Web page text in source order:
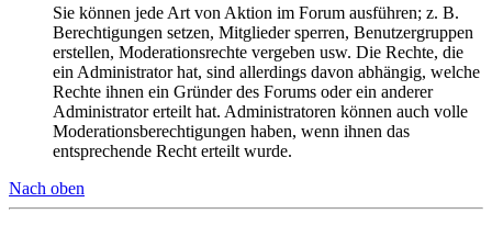
Sie können jede Art von Aktion im Forum ausführen; z. B.
Berechtigungen setzen, Mitglieder sperren, Benutzergruppen
erstellen, Moderationsrechte vergeben usw. Die Rechte, die
ein Administrator hat, sind allerdings davon abhängig, welche
Rechte ihnen ein Gründer des Forums oder ein anderer
Administrator erteilt hat. Administratoren können auch volle
Moderationsberechtigungen haben, wenn ihnen das
entsprechende Recht erteilt wurde.
Nach oben